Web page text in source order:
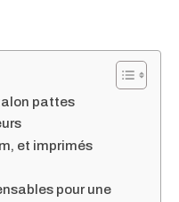
pattes
et imprimés
pour une